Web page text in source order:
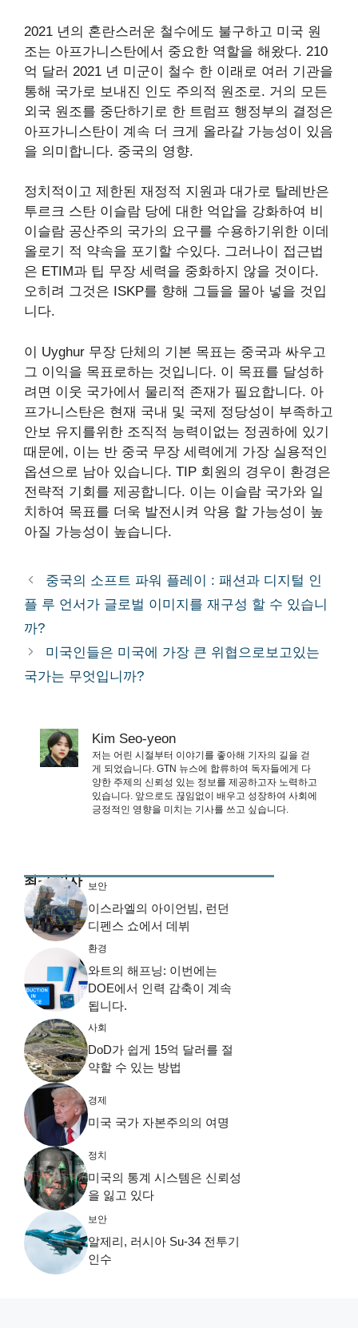
2021 년의 혼란스러운 철수에도 불구하고 미국 원
조는 아프가니스탄에서 중요한 역할을 해왔다. 210
억 달러 2021 년 미군이 철수 한 이래로 여러 기관을
통해 국가로 보내진 인도 주의적 원조로. 거의 모든
외국 원조를 중단하기로 한 트럼프 행정부의 결정은
아프가니스탄이 계속 더 크게 올라갈 가능성이 있음
을 의미합니다. 중국의 영향.
정치적이고 제한된 재정적 지원과 대가로 탈레반은
투르크 스탄 이슬람 당에 대한 억압을 강화하여 비
이슬람 공산주의 국가의 요구를 수용하기위한 이데
올로기 적 약속을 포기할 수있다. 그러나이 접근법
은 ETIM과 팁 무장 세력을 중화하지 않을 것이다.
오히려 그것은 ISKP를 향해 그들을 몰아 넣을 것입
니다.
이 Uyghur 무장 단체의 기본 목표는 중국과 싸우고
그 이익을 목표로하는 것입니다. 이 목표를 달성하
려면 이웃 국가에서 물리적 존재가 필요합니다. 아
프가니스탄은 현재 국내 및 국제 정당성이 부족하고
안보 유지를위한 조직적 능력이없는 정권하에 있기
때문에, 이는 반 중국 무장 세력에게 가장 실용적인
옵션으로 남아 있습니다. TIP 회원의 경우이 환경은
전략적 기회를 제공합니다. 이는 이슬람 국가와 일
치하여 목표를 더욱 발전시켜 악용 할 가능성이 높
아질 가능성이 높습니다.
중국의 소프트 파워 플레이 : 패션과 디지털 인
플 루 언서가 글로벌 이미지를 재구성 할 수 있습니
까?
미국인들은 미국에 가장 큰 위협으로보고있는
국가는 무엇입니까?
Kim Seo-yeon
저는 어린 시절부터 이야기를 좋아해 기자의 길을 걷
게 되었습니다. GTN 뉴스에 합류하여 독자들에게 다
양한 주제의 신뢰성 있는 정보를 제공하고자 노력하고
있습니다. 앞으로도 끊임없이 배우고 성장하여 사회에
긍정적인 영향을 미치는 기사를 쓰고 싶습니다.
최근 기사 보안
이스라엘의 아이언빔, 런던
디펜스 쇼에서 데뷔
환경
와트의 해프닝: 이번에는
DOE에서 인력 감축이 계속
됩니다.
사회
DoD가 쉽게 15억 달러를 절
약할 수 있는 방법
경제
미국 국가 자본주의의 여명
정치
미국의 통계 시스템은 신뢰성
을 잃고 있다
보안
알제리, 러시아 Su-34 전투기
인수